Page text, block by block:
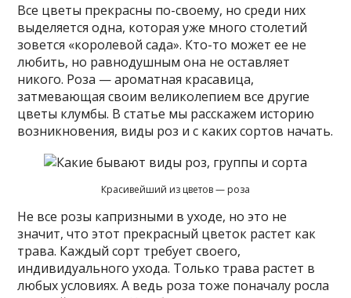
Все цветы прекрасны по-своему, но среди них
выделяется одна, которая уже много столетий
зовется «королевой сада». Кто-то может ее не
любить, но равнодушным она не оставляет
никого. Роза — ароматная красавица,
затмевающая своим великолепием все другие
цветы клумбы. В статье мы расскажем историю
возникновения, виды роз и с каких сортов начать.
Красивейший из цветов — роза
Не все розы капризными в уходе, но это не
значит, что этот прекрасный цветок растет как
трава. Каждый сорт требует своего,
индивидуального ухода. Только трава растет в
любых условиях. А ведь роза тоже поначалу росла